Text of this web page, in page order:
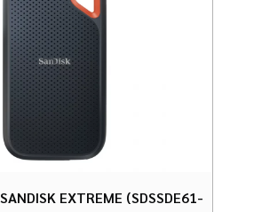
EXTREME (SDSSDE61-